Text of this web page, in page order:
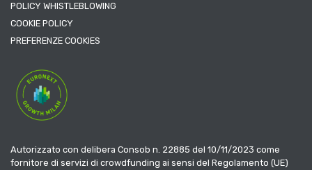
POLICY WHISTLEBLOWING
COOKIE POLICY
PREFERENZE COOKIES
Autorizzato con delibera Consob n. 22885 del 10/11/2023 come
fornitore di servizi di crowdfunding ai sensi del Regolamento (UE)